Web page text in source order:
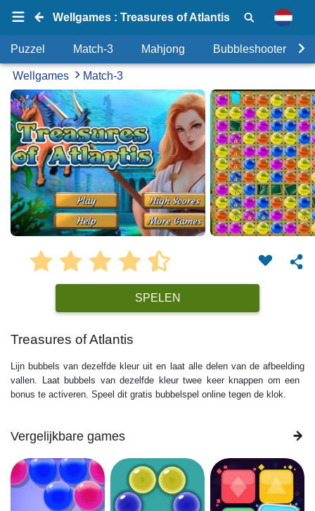
Wellgames : Treasures of Atlantis
Puzzel Match-3 Mahjong Bubbleshooter
Wellgames Match-3
SPELEN
Treasures of Atlantis
Lijn bubbels van dezelfde kleur uit en laat alle delen van de afbeelding
vallen. Laat bubbels van dezelfde kleur twee keer knappen om een ​​
bonus te activeren. Speel dit gratis bubbelspel online tegen de klok.
Vergelijkbare games